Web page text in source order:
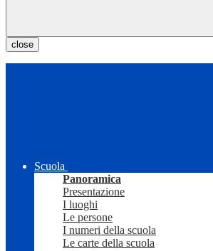
close
Scuola
Panoramica
Presentazione
I luoghi
Le persone
I numeri della scuola
Le carte della scuola